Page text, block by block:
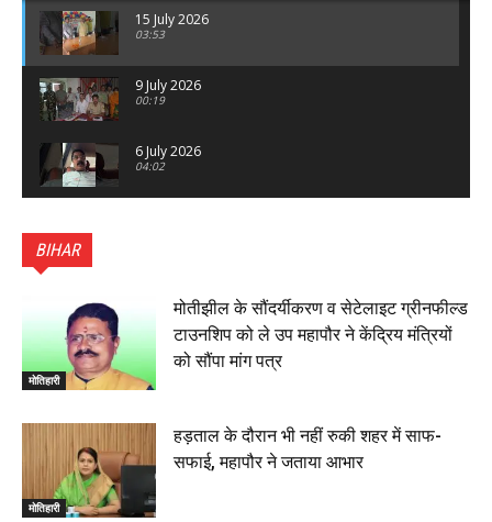
15 July 2026
03:53
9 July 2026
00:19
6 July 2026
04:02
का भव्य पथ संचलन, 5 July 2026
बेतिया : मझौलिया में 1.24 क्विंटल गांजा के साथ बोलेरो ज़ब्त, दो
तस्कर गिरफ्तार, 4 July 2026
00:39
00:33
रक्सौल : सुरक्षा जॉंच को सोना-चांदी दुकानों का एसडीपीओ और
थानाध्यक्ष ने किया निरीक्षण, 19 June 2026
00:58
BIHAR
मोतिहारी
मोतीझील के सौंदर्यीकरण व सेटेलाइट ग्रीनफील्ड
टाउनशिप को ले उप महापौर ने केंद्रिय मंत्रियों
को सौंपा मांग पत्र
मोतिहारी
हड़ताल के दौरान भी नहीं रुकी शहर में साफ-
सफाई, महापौर ने जताया आभार